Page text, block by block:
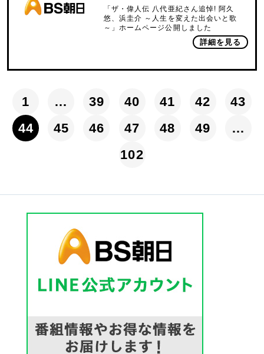
「ザ・偉人伝 八代亜紀さん追悼! 阿久
悠、浜圭介 ～人生を変えた出会いと歌
～」ホームページ公開しました
詳細を見る
1 … 39 40 41 42
43
44
45 46 47 48 49
…
102